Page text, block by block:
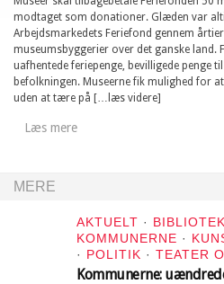
modtaget som donationer. Glæden var
Arbejdsmarkedets Feriefond gennem
museumsbyggerier over det ganske land.
uafhentede feriepenge, bevilligede penge
befolkningen. Museerne fik mulighed for
uden at tære på […læs videre]
Læs mere
MERE
AKTUELT ·
KOMMUNERNE ·
· POLITIK · TEATER
Kommunerne: